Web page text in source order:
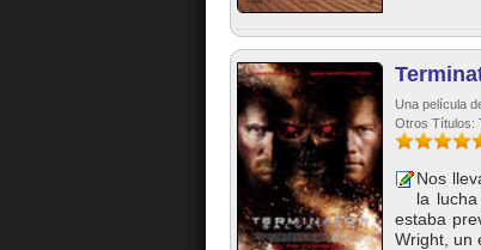
Una película
Otros Títulos:
Nos
la
estaba
Wright, un